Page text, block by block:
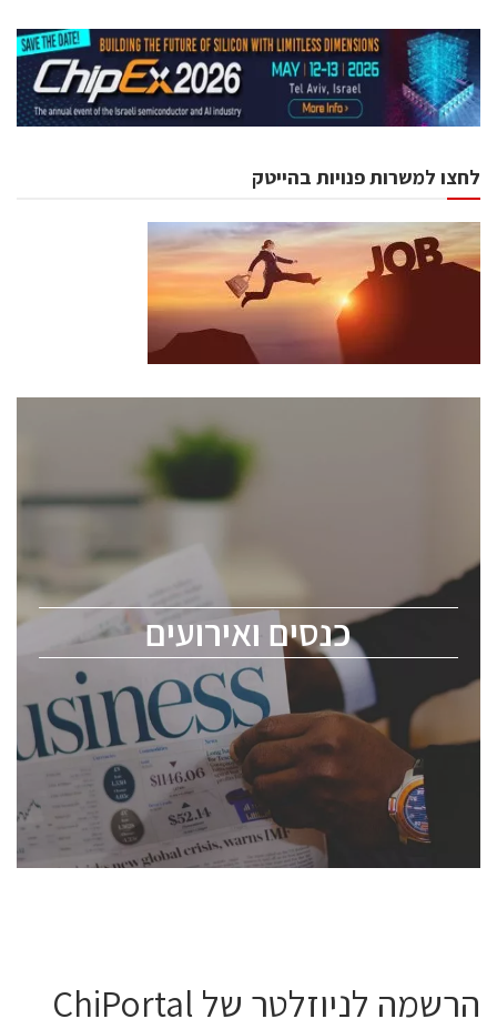
לחצו למשרות פנויות בהייטק
כנסים ואירועים
כנסים ואירועים
לכל העוסקים בתעשיית הסמיקונדקטור כולל מהנדסים,
ChipEx2026 will be held on May 12-13, 2026. The
conference is intended for everyone involved in the
semiconductor industry, including engineers,
professional experts, and senior executives.
לחץ לפרטים
הרשמה לניוזלטר של ChiPortal